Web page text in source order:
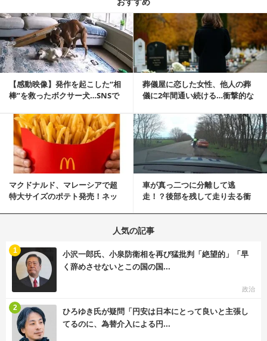
【感動映像】発作を起こした“相
棒”を救ったボクサー犬…SNSで
葬儀屋に恋した女性、他人の葬
儀に2年間通い続ける…衝撃的な
記事を読む
マクドナルド、マレーシアで超
特大サイズのポテト発売！ネッ
車が真っ二つに分離して逃
走！？後部を残して走り去る衝
記事を読む
人気の記事
小沢一郎氏、小泉防衛相を再び猛批判「絶望的」「早
く辞めさせないとこの国の国...
政治
1
ひろゆき氏が疑問「円安は日本にとって良いと主張し
てるのに、為替介入による円...
2